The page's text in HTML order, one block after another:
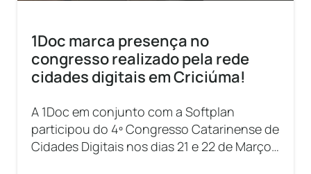
1Doc marca presença no
congresso realizado pela rede
cidades digitais em Criciúma!
A 1Doc em conjunto com a Softplan
participou do 4º Congresso Catarinense de
Cidades Digitais nos dias 21 e 22 de Março